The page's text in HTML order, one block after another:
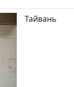
Тайвань